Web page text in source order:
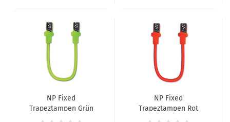
NP Fixed
Trapeztampen Grün
NP Fixed
Trapeztampen Rot